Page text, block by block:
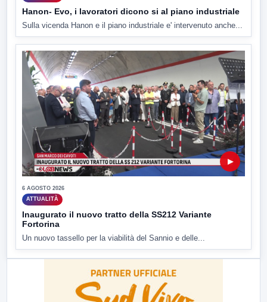
Hanon- Evo, i lavoratori dicono si al piano industriale
Sulla vicenda Hanon e il piano industriale e' intervenuto anche...
▶
6 AGOSTO 2026
ATTUALITÀ
Inaugurato il nuovo tratto della SS212 Variante
Fortorina
Un nuovo tassello per la viabilità del Sannio e delle...